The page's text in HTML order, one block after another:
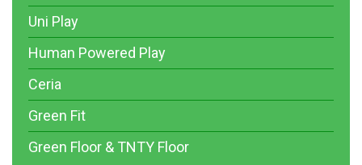
Uni Play
Human Powered Play
Ceria
Green Fit
Green Floor & TNTY Floor